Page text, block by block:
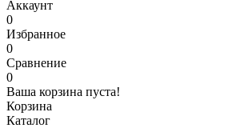
Аккаунт
0
Избранное
0
Сравнение
0
Ваша корзина пуста!
Корзина
Каталог